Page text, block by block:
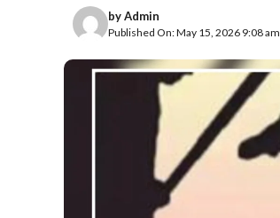
byAdmin
Published On: May 15, 2026 9:08 am